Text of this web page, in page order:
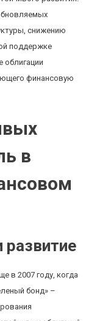
снижению
поддержке
облигации
финансовую
в
развитие
в 2007 году, когда
бонд» –